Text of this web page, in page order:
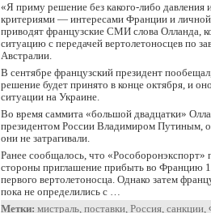
«Я приму решение без какого-либо давления
критериями — интересами Франции и
приводят французские СМИ слова Олланда,
ситуацию с передачей вертолетоносцев по
Австралии.
В сентябре французский президент
решение будет принято в конце октября, и
ситуации на Украине.
Во время саммита «большой двадцатки»
президентом России Владимиром Путиным,
они не затрагивали.
Ранее сообщалось, что «Рособоронэкспорт»
стороны приглашение прибыть во Францию
первого вертолетоносца. Однако затем
пока не определились с …
Метки: мистраль, поставки, Россия, санкции,